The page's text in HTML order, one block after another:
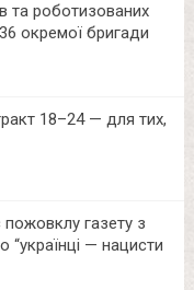
та роботизованих
окремої бригади
18–24 — для тих,
газету з
— нацисти